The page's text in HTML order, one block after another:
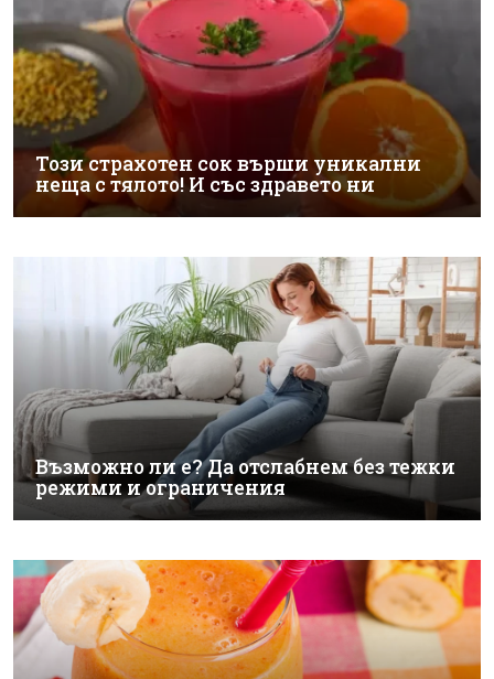
Този страхотен сок върши уникални
неща с тялото! И със здравето ни
Възможно ли е? Да отслабнем без тежки
режими и ограничения